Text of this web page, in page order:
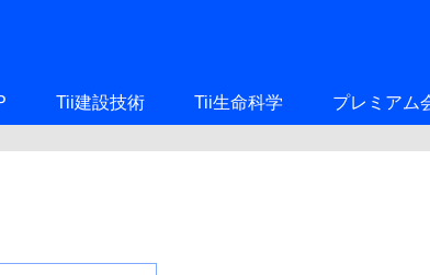
Tii建設技術 Tii生命科学 プレミアム